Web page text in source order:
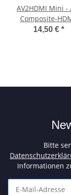
AV2HDMI Mini -
Composite-
Konverter
14,50 € *
Bitte
Informationen